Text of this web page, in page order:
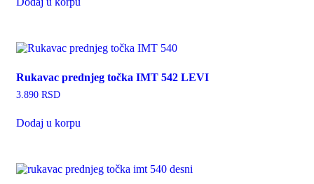
Rukavac prednjeg točka IMT 542 LEVI
3.890 RSD
Dodaj u korpu